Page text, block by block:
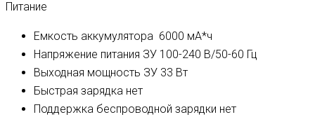
Питание
Емкость аккумулятора 6000 мА*ч
Напряжение питания ЗУ 100-240 В/50-60 Гц
Выходная мощность ЗУ 33 Вт
Быстрая зарядка нет
Поддержка беспроводной зарядки нет